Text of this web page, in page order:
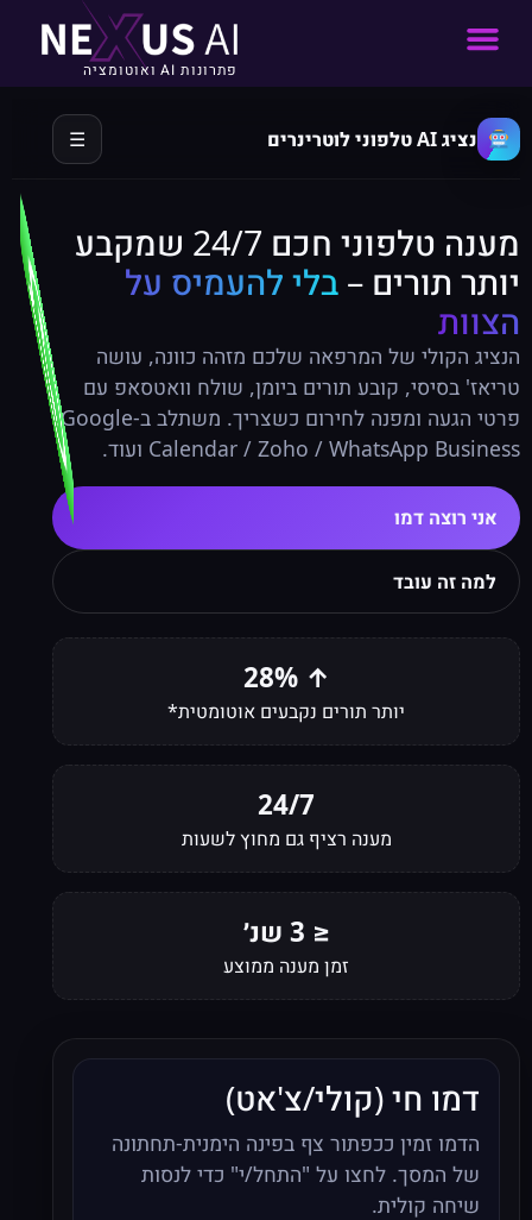
פתרונות AI ואוטומציה
נציג AI טלפוני לוטרינרים ☰
מענה טלפוני חכם 24/7 שמקבע
יותר תורים – בלי להעמיס על
הצוות
הנציג הקולי של המרפאה שלכם מזהה כוונה, עושה
טריאז' בסיסי, קובע תורים ביומן, שולח וואטסאפ עם
פרטי הגעה ומפנה לחירום כשצריך. משתלב ב-Google
Calendar / Zoho / WhatsApp Business ועוד.
אני רוצה דמו
למה זה עובד
↑ 28%
יותר תורים נקבעים אוטומטית*
24/7
מענה רציף גם מחוץ לשעות
≤ 3 שנ׳
זמן מענה ממוצע
דמו חי (קולי/צ'אט)
הדמו זמין ככפתור צף בפינה הימנית‑תחתונה
של המסך. לחצו על "התחל/י" כדי לנסות
שיחה קולית.